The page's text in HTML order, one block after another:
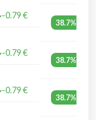
-0.79 €
38.7%
-0.79 €
38.7%
-0.79 €
38.7%